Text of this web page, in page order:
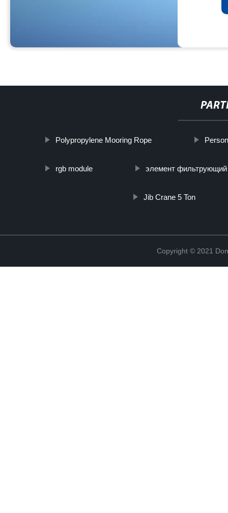
Polypropylene Mooring Rope
rgb module элемент фильтрующий
Jib Crane 5 Ton
Copyright © 2021